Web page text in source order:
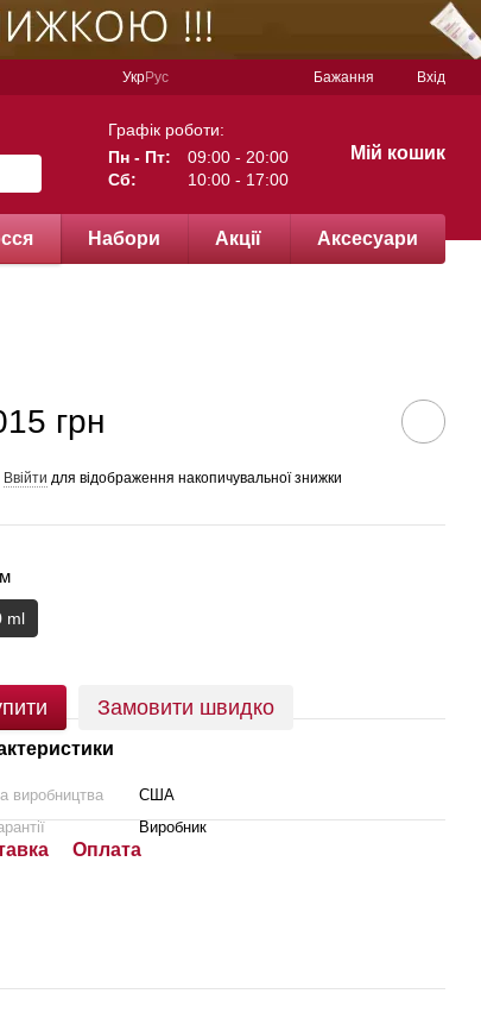
УкрРус Бажання Вхід
Графік роботи:
Пн - Пт:
09:00 - 20:00
Сб:
10:00 - 17:00
Мій кошик
Набори Акції Аксесуари
грн
Ввійти для відображення накопичувальної знижки
ml
Замовити швидко
виробництва
США
Виробник
Оплата